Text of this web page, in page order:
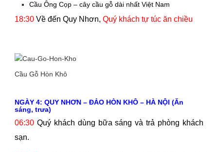
Cầu Ông Cọp – cây cầu gỗ dài nhất Việt Nam
18:30 Về đến Quy Nhơn, Quý khách tự túc ăn chiều
Cầu Gỗ Hòn Khô
NGÀY 4: QUY NHƠN – ĐẢO HÒN KHÔ – HÀ NỘI (Ăn
sáng, trưa)
06:30 Quý khách dùng bữa sáng và trả phòng khách
sạn.